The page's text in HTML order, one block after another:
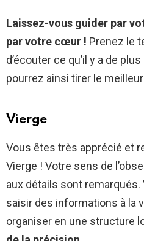
Laissez-vous guider par
par votre cœur ! Prenez le
d’écouter ce qu’il y a de
pourrez ainsi tirer le
Vierge
Vous êtes très apprécié et
Vierge ! Votre sens de
aux détails sont
saisir des informations à la
organiser en une structure